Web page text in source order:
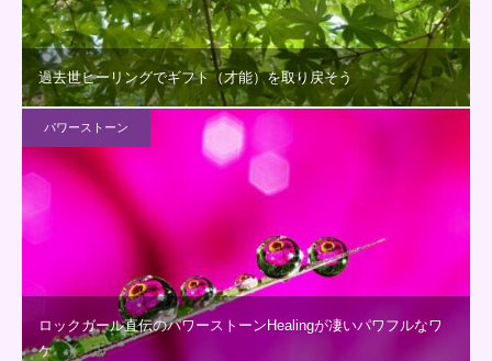
過去世ヒーリングでギフト（才能）を取り戻そう
パワーストーン
ロックガール直伝のパワーストーンHealingが凄いパワフルなワ
ケ